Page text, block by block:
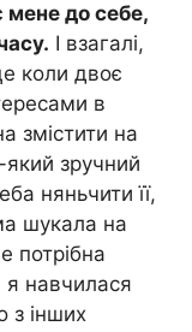
мене до себе,
І взагалі,
коли двоє
в
змістити на
зручний
няньчити її,
шукала на
потрібна
навчилася
з інших